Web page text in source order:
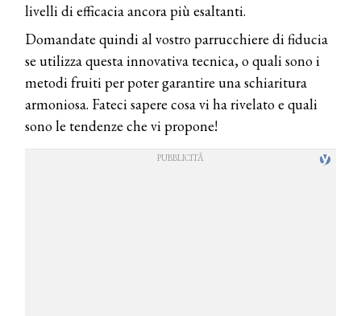
livelli di efficacia ancora più esaltanti.
Domandate quindi al vostro parrucchiere di fiducia
se utilizza questa innovativa tecnica, o quali sono i
metodi fruiti per poter garantire una schiaritura
armoniosa. Fateci sapere cosa vi ha rivelato e quali
sono le tendenze che vi propone!